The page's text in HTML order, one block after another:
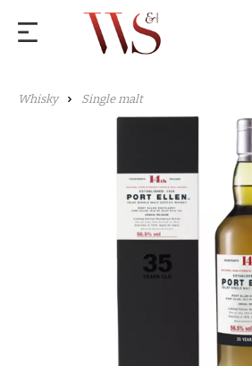
Whisky Single malt